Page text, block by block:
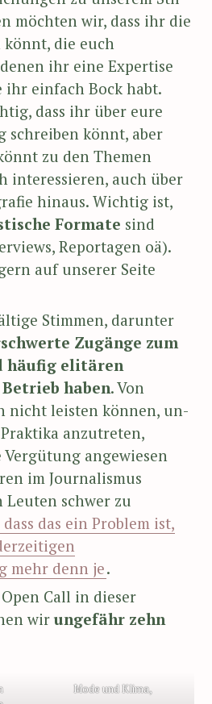
möchten wir, dass ihr die
die euch
ihr eine Expertise
ihr einfach Bock habt.
dass ihr über eure
schreiben könnt, aber
zu den Themen
interessieren, auch über
hinaus. Wichtig ist,
Formate sind
Reportagen oä).
auf unserer Seite
Stimmen, darunter
Zugänge zum
häufig elitären
haben. Von
nicht leisten können, un-
anzutreten,
angewiesen
im Journalismus
Leuten schwer zu
das ein Problem ist,
mehr denn je.
Call in dieser
wir ungefähr zehn
Mode und Klima,